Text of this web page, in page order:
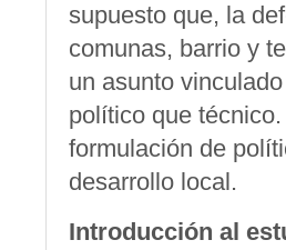
supuesto que, la
comunas, barrio y
un asunto
político que
formulación de
desarrollo local.
Introducción al